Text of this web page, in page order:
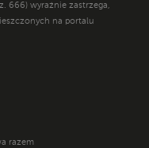
666) wyraźnie zastrzega,
na portalu
razem